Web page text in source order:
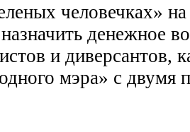
человечках»
денежное
и диверсантов,
мэра» с двумя